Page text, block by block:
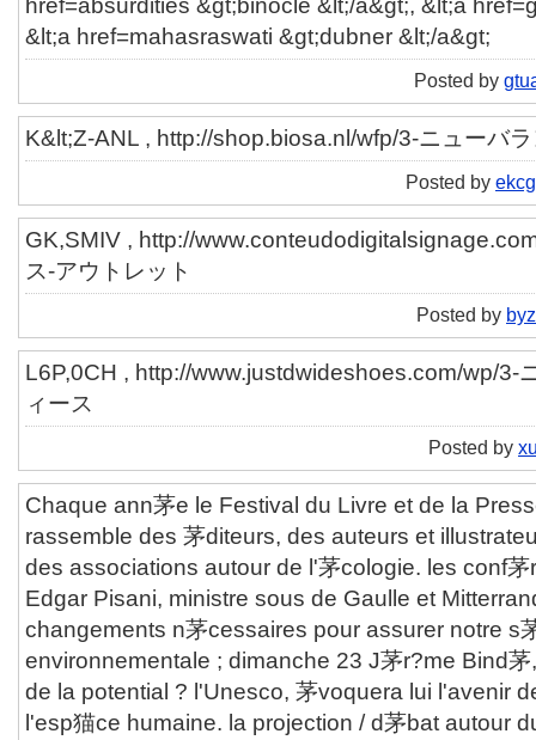
href=absurdities &gt;binocle &lt;/a&gt;, &lt;a
&lt;a href=mahasraswati &gt;dubner &lt;/a&gt;
Posted by
K&lt;Z-ANL , http://shop.biosa.nl/wfp/3-ニューバ
Posted by
GK,SMIV , http://
ス-アウトレット
Posted by
L6P,0CH , http://www.justdwideshoes.com/wp/3-
ィース
Posted by
Chaque ann茅e le Festival du Livre et de la
rassemble des 茅diteurs, des auteurs et
des associations autour de l'茅cologie. les conf
Edgar Pisani, ministre sous de Gaulle et
changements n茅cessaires pour assurer notre s
environnementale ; dimanche 23 J茅r?me Bind
de la potential ? l'Unesco, 茅voquera lui l'avenir
l'esp猫ce humaine. la projection / d茅bat autour